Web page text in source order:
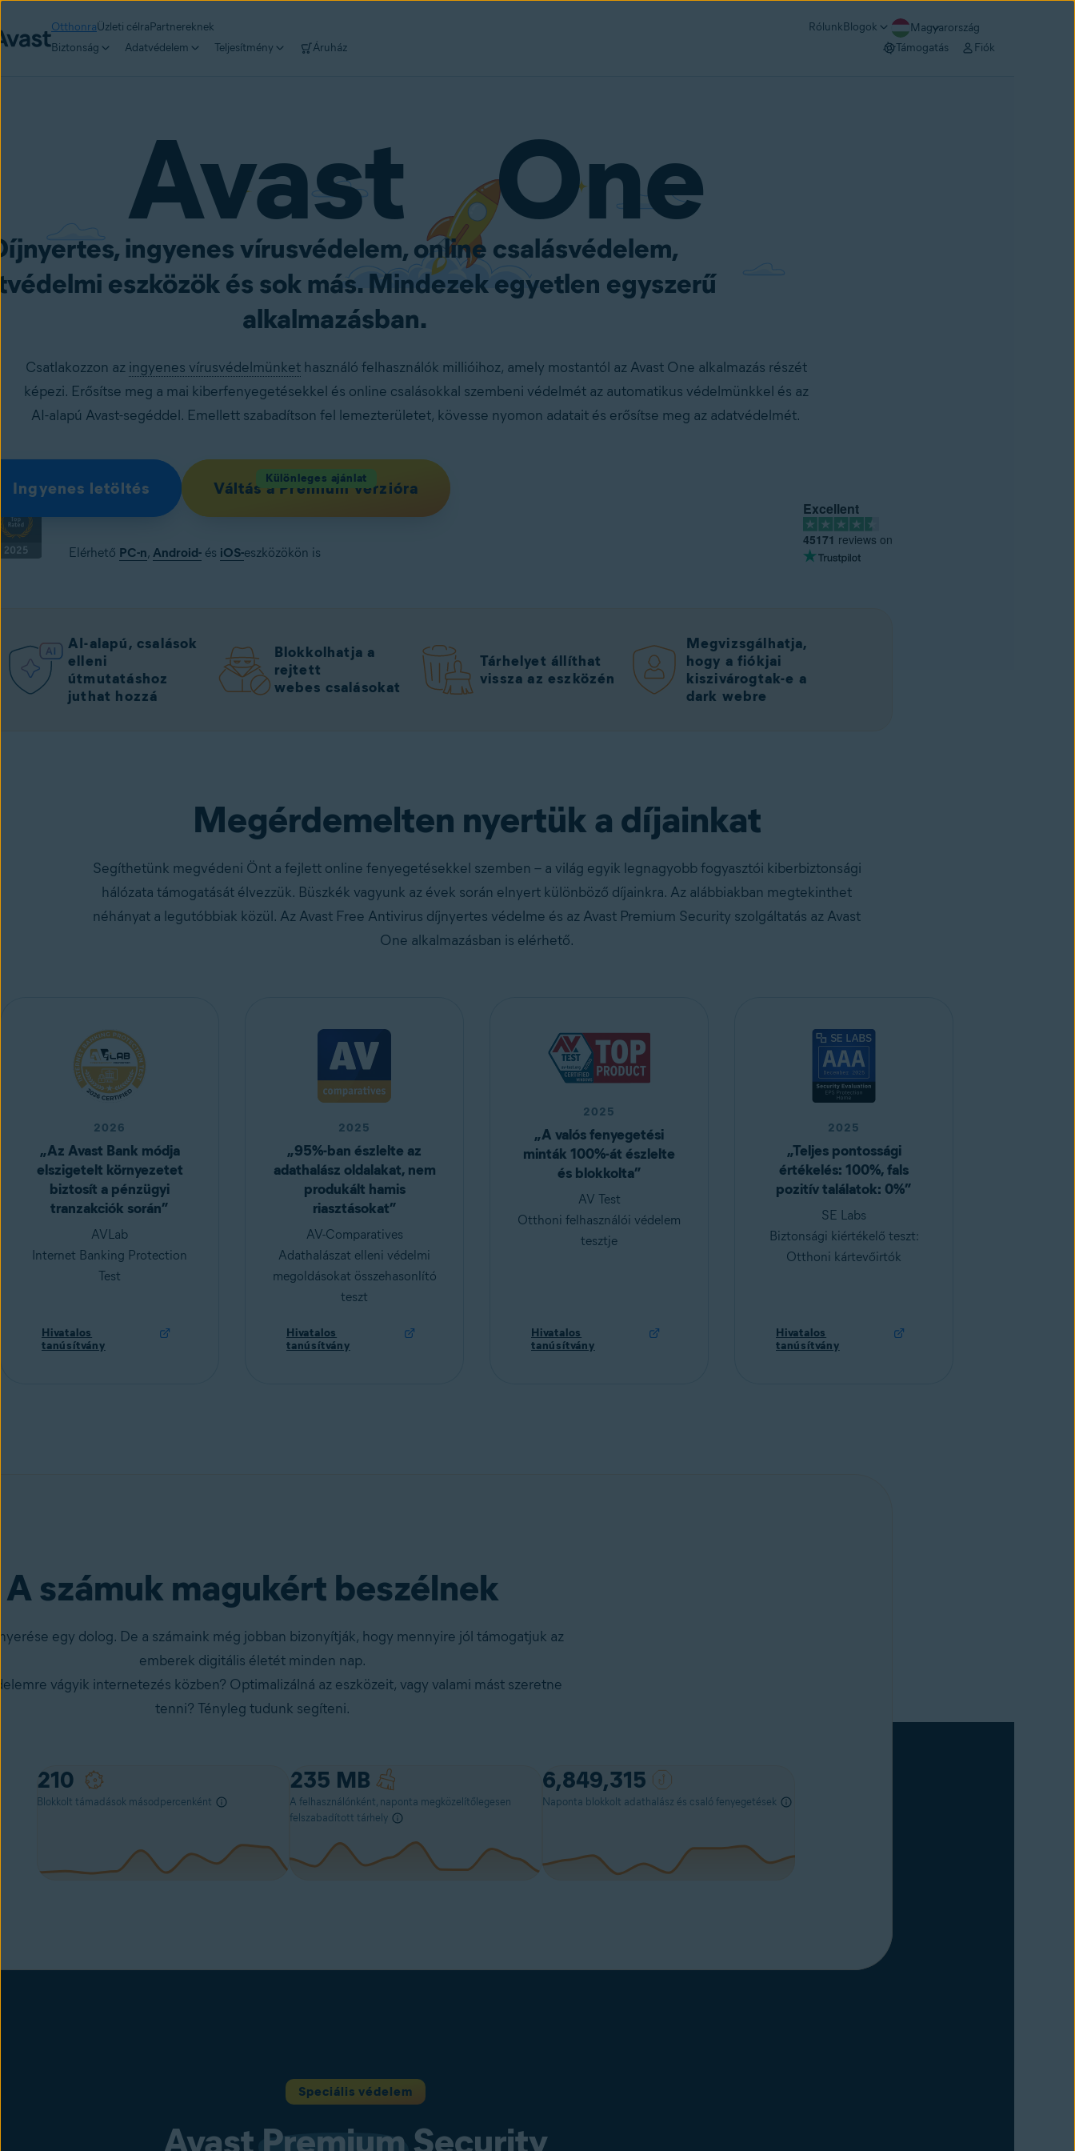
OtthonraÜzleti célraPartnereknek RólunkBlogok
Magyarország
Biztonság
Adatvédelem Teljesítmény Áruház Támogatás Fiók
Avast One
ingyenes vírusvédelem, online csalásvédelem,
eszközök és sok más. Mindezek egyetlen egyszerű
alkalmazásban.
Csatlakozzon az ingyenes vírusvédelmünkethasználó felhasználók millióihoz, amely mostantól az Avast One alkalmazás részét
képezi. Erősítse meg a mai kiberfenyegetésekkel és online csalásokkal szembeni védelmét az automatikus védelmünkkel és az
AI-alapú Avast-segéddel. Emellett szabadítson fel lemezterületet, kövesse nyomon adatait és erősítse meg az adatvédelmét.
Ingyenes letöltés Váltás a Premium verzióra
Különleges ajánlat
Elérhető PC-n,Android- és iOS-eszközökön is
Excellent
45171 reviews on
AI-alapú, csalások
elleni
útmutatáshoz
juthat hozzá
Blokkolhatja a
rejtett
webes csalásokat
Tárhelyet állíthat
vissza az eszközén
Megvizsgálhatja,
hogy a fiókjai
kiszivárogtak-e a
dark webre
Megérdemelten nyertük a díjainkat
Segíthetünk megvédeni Önt a fejlett online fenyegetésekkel szemben – a világ egyik legnagyobb fogyasztói kiberbiztonsági
hálózata támogatását élvezzük. Büszkék vagyunk az évek során elnyert különböző díjainkra. Az alábbiakban megtekinthet
néhányat a legutóbbiak közül. Az Avast Free Antivirus díjnyertes védelme és az Avast Premium Security szolgáltatás az Avast
One alkalmazásban is elérhető.
2026
„Az Avast Bank módja
elszigetelt környezetet
biztosít a pénzügyi
tranzakciók során”
AVLab
Internet Banking Protection
Test
Hivatalos
tanúsítvány
2025
„95%-ban észlelte az
adathalász oldalakat, nem
produkált hamis
riasztásokat”
AV-Comparatives
Adathalászat elleni védelmi
megoldásokat összehasonlító
teszt
Hivatalos
tanúsítvány
2025
„A valós fenyegetési
minták 100%-át észlelte
és blokkolta”
AV Test
Otthoni felhasználói védelem
tesztje
Hivatalos
tanúsítvány
2025
„Teljes pontossági
értékelés: 100%, fals
pozitív találatok: 0%”
SE Labs
Biztonsági kiértékelő teszt:
Otthoni kártevőirtók
Hivatalos
tanúsítvány
A számuk magukért beszélnek
egy dolog. De a számaink még jobban bizonyítják, hogy mennyire jól támogatjuk az
emberek digitális életét minden nap.
vágyik internetezés közben? Optimalizálná az eszközeit, vagy valami mást szeretne
tenni? Tényleg tudunk segíteni.
61
Blokkolt támadások másodpercenként
235 MB
A felhasználónként, naponta megközelítőlegesen
felszabadított tárhely
6,849,315
Naponta blokkolt adathalász és csaló fenyegetések
Speciális védelem
Avast Premium Security